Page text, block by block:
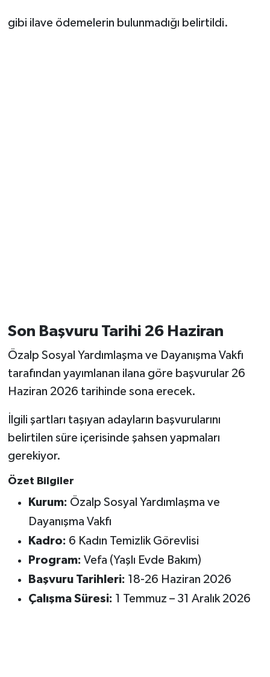
gibi ilave ödemelerin bulunmadığı belirtildi.
Son Başvuru Tarihi 26 Haziran
Özalp Sosyal Yardımlaşma ve Dayanışma Vakfı
tarafından yayımlanan ilana göre başvurular 26
Haziran 2026 tarihinde sona erecek.
İlgili şartları taşıyan adayların başvurularını
belirtilen süre içerisinde şahsen yapmaları
gerekiyor.
Özet Bilgiler
Kurum: Özalp Sosyal Yardımlaşma ve
Dayanışma Vakfı
Kadro: 6 Kadın Temizlik Görevlisi
Program: Vefa (Yaşlı Evde Bakım)
Başvuru Tarihleri: 18-26 Haziran 2026
Çalışma Süresi: 1 Temmuz – 31 Aralık 2026